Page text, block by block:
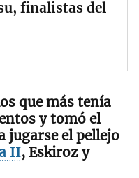
finalistas del
que más tenía
y tomó el
jugarse el pellejo
II, Eskiroz y